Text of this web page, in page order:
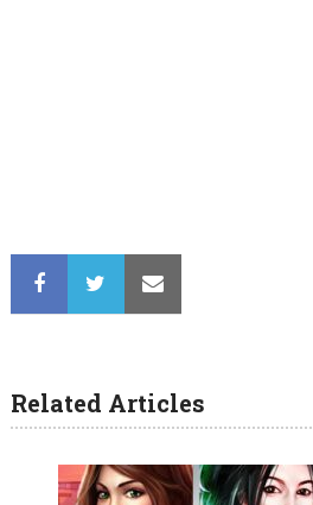
Related Articles